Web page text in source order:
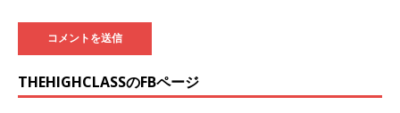
THEHIGHCLASSのFBページ